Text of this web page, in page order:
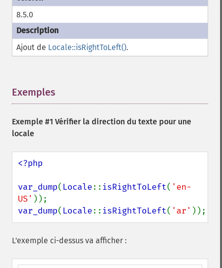
8.5.0
Ajout de Locale::isRightToLeft().
Exemples
Exemple #1 Vérifier la direction du texte pour une
locale
<?php
var_dump( Locale:: isRightToLeft( 'en-
US'
var_dump( Locale:: isRightToLeft( 'ar' ));
L'exemple ci-dessus va afficher :